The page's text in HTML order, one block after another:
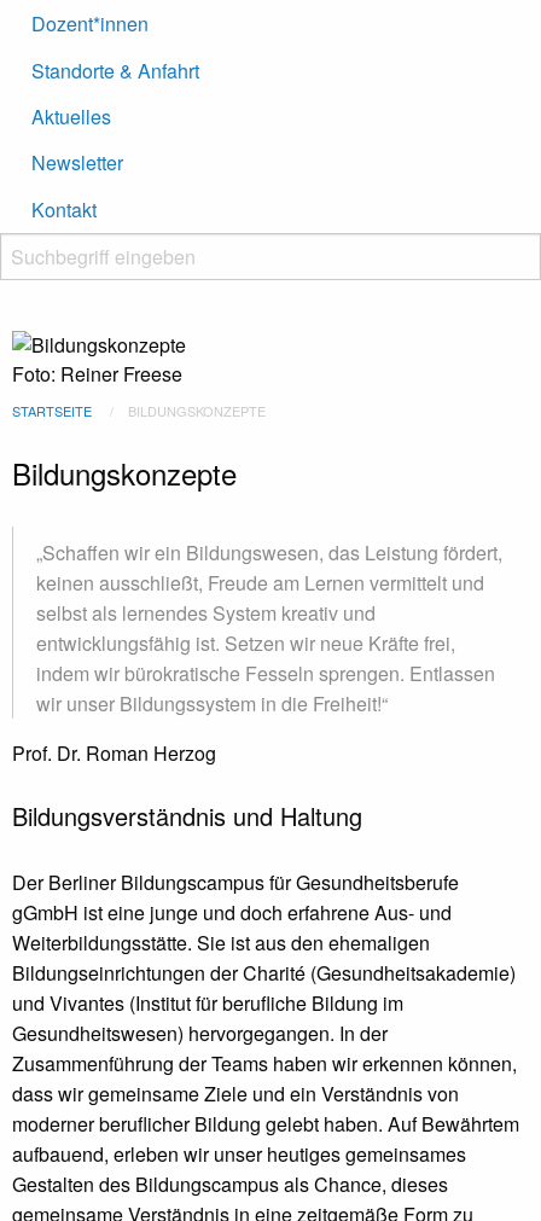
Dozent*innen
Standorte & Anfahrt
Aktuelles
Newsletter
Kontakt
Suchbegriff eingeben
Suche starten
Foto: Reiner Freese
STARTSEITE BILDUNGSKONZEPTE
Bildungskonzepte
„Schaffen wir ein Bildungswesen, das Leistung fördert,
keinen ausschließt, Freude am Lernen vermittelt und
selbst als lernendes System kreativ und
entwicklungsfähig ist. Setzen wir neue Kräfte frei,
indem wir bürokratische Fesseln sprengen. Entlassen
wir unser Bildungssystem in die Freiheit!“
Prof. Dr. Roman Herzog
Bildungsverständnis und Haltung
Der Berliner Bildungscampus für Gesundheitsberufe
gGmbH ist eine junge und doch erfahrene Aus- und
Weiterbildungsstätte. Sie ist aus den ehemaligen
Bildungseinrichtungen der Charité (Gesundheitsakademie)
und Vivantes (Institut für berufliche Bildung im
Gesundheitswesen) hervorgegangen. In der
Zusammenführung der Teams haben wir erkennen können,
dass wir gemeinsame Ziele und ein Verständnis von
moderner beruflicher Bildung gelebt haben. Auf Bewährtem
aufbauend, erleben wir unser heutiges gemeinsames
Gestalten des Bildungscampus als Chance, dieses
gemeinsame Verständnis in eine zeitgemäße Form zu